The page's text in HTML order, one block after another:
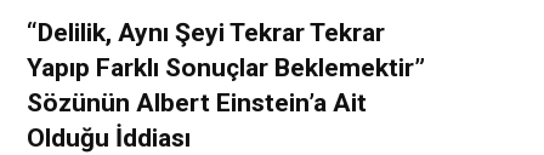
“Delilik, Aynı Şeyi Tekrar Tekrar
Yapıp Farklı Sonuçlar Beklemektir”
Sözünün Albert Einstein’a Ait
Olduğu İddiası